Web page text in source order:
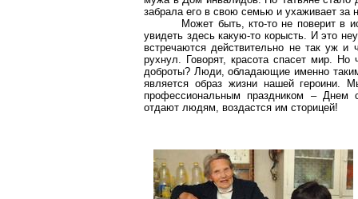
забрала его в свою семью и ухаживает за
Может быть, кто-то не поверит в
увидеть здесь какую-то корысть. И это
встречаются действительно не так уж
рухнул. Говорят, красота спасет мир. Но
доброты? Люди, обладающие именно
является образ жизни нашей героини.
профессиональным праздником – Днем
отдают людям, воздастся им сторицей!